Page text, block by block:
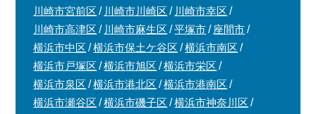
川崎市宮前区
川崎市川崎区
川崎市幸区
川崎市高津区
川崎市麻生区 平塚市
座間市
横浜市中区
横浜市保土ケ谷区
横浜市南区
横浜市戸塚区
横浜市旭区
横浜市栄区
横浜市泉区
横浜市港北区
横浜市港南区
横浜市瀬谷区
横浜市磯子区
横浜市神奈川区